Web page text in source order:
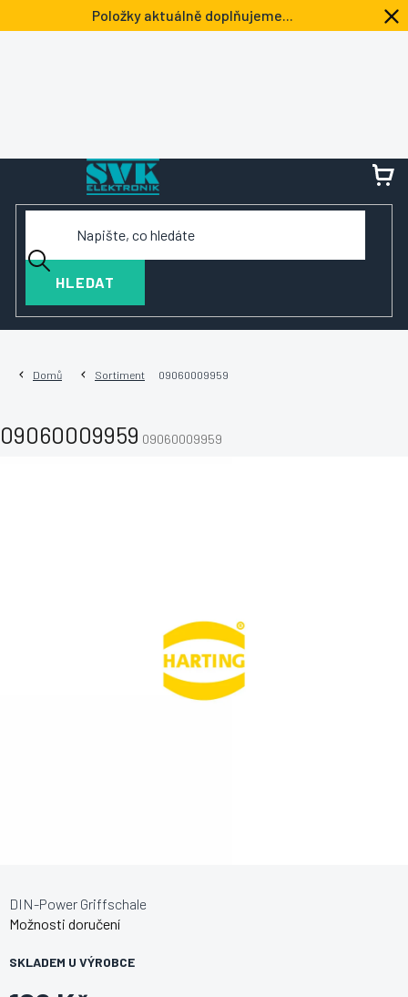
na
Položky aktuálně doplňujeme...
HLEDAT
Domů Sortiment 09060009959
09060009959 09060009959
SKLADEM U VÝROBCE
Možnosti doručení
DIN-Power Griffschale